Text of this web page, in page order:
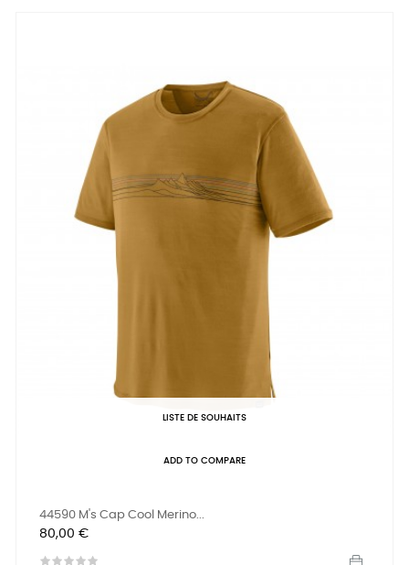
LISTE DE SOUHAITS
ADD TO COMPARE
44590 M's Cap Cool Merino...
Prix
80,00 €